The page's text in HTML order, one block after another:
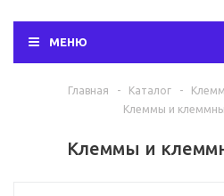
МЕНЮ
Главная - Каталог -
Клеммы и
Клеммы и